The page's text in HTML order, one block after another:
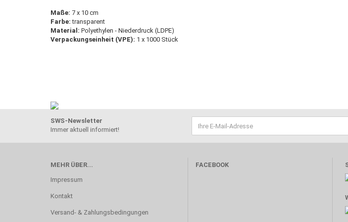
Maße: 7 x 10 cm
Farbe: transparent
Material: Polyethylen - Niederdruck (LDPE)
Verpackungseinheit (VPE): 1 x 1000 Stück
SWS-Newsletter
Immer aktuell informiert!
MEHR ÜBER...
Impressum
Kontakt
Versand- & Zahlungsbedingungen
FACEBOOK